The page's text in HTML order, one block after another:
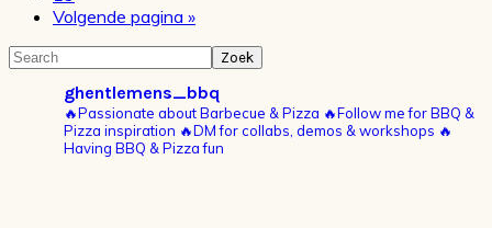
zijn
Ga
Volgende pagina »
Primaire
Sidebar
Search
ghentlemens_bbq
🔥Passionate about Barbecue & Pizza 🔥Follow me for BBQ &
Pizza inspiration 🔥DM for collabs, demos & workshops 🔥
Having BBQ & Pizza fun